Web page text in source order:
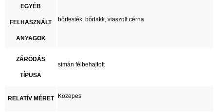
EGYÉB
FELHASZNÁLT
ANYAGOK
bőrfesték, bőrlakk, viaszolt cérna
ZÁRÓDÁS
TÍPUSA
simán félbehajtott
RELATÍV MÉRET Közepes